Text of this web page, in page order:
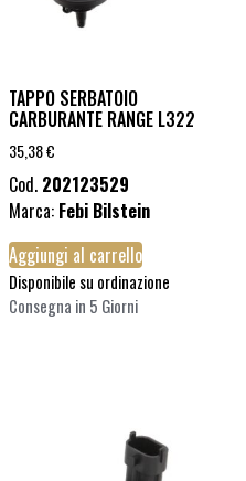
TAPPO SERBATOIO
CARBURANTE RANGE L322
35,38€
Cod. 202123529
Marca: Febi Bilstein
Aggiungi al carrello
Disponibile su ordinazione
Consegna in 5 Giorni